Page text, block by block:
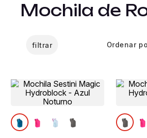
Mochila de
filtrar Ordenar